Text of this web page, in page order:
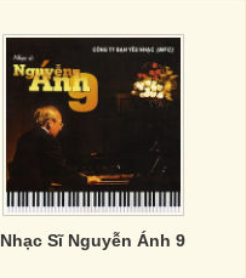
Nhạc Sĩ Nguyễn Ánh 9